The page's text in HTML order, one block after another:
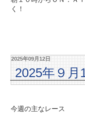
く！
2025年09月12日
2025年９月
今週の主なレース